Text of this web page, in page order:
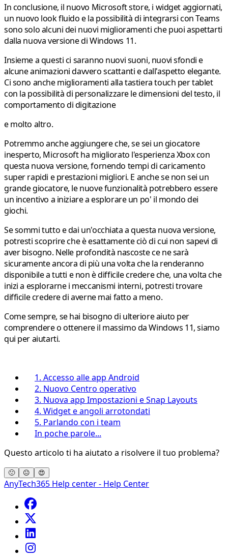
In conclusione, il nuovo Microsoft store, i widget aggiornati,
un nuovo look fluido e la possibilità di integrarsi con Teams
sono solo alcuni dei nuovi miglioramenti che puoi aspettarti
dalla nuova versione di Windows 11.
Insieme a questi ci saranno nuovi suoni, nuovi sfondi e
alcune animazioni davvero scattanti e dall'aspetto elegante.
Ci sono anche miglioramenti alla tastiera touch per tablet
con la possibilità di personalizzare le dimensioni del testo, il
comportamento di digitazione
e molto altro.
Potremmo anche aggiungere che, se sei un giocatore
inesperto, Microsoft ha migliorato l'esperienza Xbox con
questa nuova versione, fornendo tempi di caricamento
super rapidi e prestazioni migliori. E anche se non sei un
grande giocatore, le nuove funzionalità potrebbero essere
un incentivo a iniziare a esplorare un po' il mondo dei
giochi.
Se sommi tutto e dai un'occhiata a questa nuova versione,
potresti scoprire che è esattamente ciò di cui non sapevi di
aver bisogno. Nelle profondità nascoste ce ne sarà
sicuramente ancora di più una volta che la renderanno
disponibile a tutti e non è difficile credere che, una volta che
inizi a esplorarne i meccanismi interni, potresti trovare
difficile credere di averne mai fatto a meno.
Come sempre, se hai bisogno di ulteriore aiuto per
comprendere o ottenere il massimo da Windows 11, siamo
qui per aiutarti.
1. Accesso alle app Android
2. Nuovo Centro operativo
3. Nuova app Impostazioni e Snap Layouts
4. Widget e angoli arrotondati
5. Parlando con i team
In poche parole...
Questo articolo ti ha aiutato a risolvere il tuo problema?
🙁 😐 😍
AnyTech365 Help center - Help Center